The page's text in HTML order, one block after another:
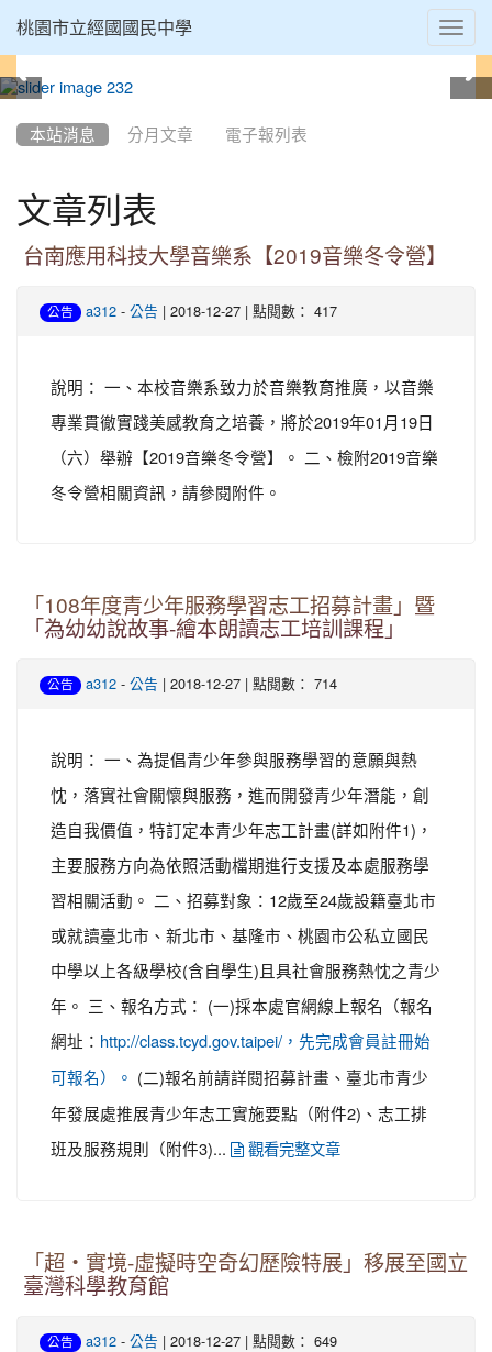
桃園市立經國國民中學
本站消息 分月文章 電子報列表
文章列表
台南應用科技大學音樂系【2019音樂冬令營】
公告 a312 - 公告 | 2018-12-27 | 點閱數： 417
說明： 一、本校音樂系致力於音樂教育推廣，以音樂
專業貫徹實踐美感教育之培養，將於2019年01月19日
（六）舉辦【2019音樂冬令營】。 二、檢附2019音樂
冬令營相關資訊，請參閱附件。
「108年度青少年服務學習志工招募計畫」暨
「為幼幼說故事-繪本朗讀志工培訓課程」
公告 a312 - 公告 | 2018-12-27 | 點閱數： 714
說明： 一、為提倡青少年參與服務學習的意願與熱
忱，落實社會關懷與服務，進而開發青少年潛能，創
造自我價值，特訂定本青少年志工計畫(詳如附件1)，
主要服務方向為依照活動檔期進行支援及本處服務學
習相關活動。 二、招募對象：12歲至24歲設籍臺北市
或就讀臺北市、新北市、基隆市、桃園市公私立國民
中學以上各級學校(含自學生)且具社會服務熱忱之青少
年。 三、報名方式： (一)採本處官網線上報名（報名
網址： http://class.tcyd.gov.taipei/，先完成會員註冊始
可報名）。
(二)報名前請詳閱招募計畫、臺北市青少
年發展處推展青少年志工實施要點（附件2)、志工排
班及服務規則（附件3)...
觀看完整文章
「超‧實境-虛擬時空奇幻歷險特展」移展至國立
臺灣科學教育館
公告 a312 - 公告 | 2018-12-27 | 點閱數： 649